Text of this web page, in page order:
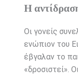
Η
Οι γονείς
ενώπιον του
έβγαλαν το
«δροσιστεί».